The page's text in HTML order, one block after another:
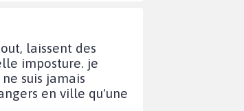
laissent des
imposture. je
suis jamais
en ville qu'une